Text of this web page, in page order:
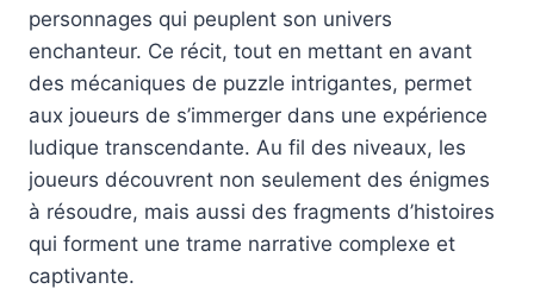
personnages qui peuplent son univers
enchanteur. Ce récit, tout en mettant en avant
des mécaniques de puzzle intrigantes, permet
aux joueurs de s’immerger dans une expérience
ludique transcendante. Au fil des niveaux, les
joueurs découvrent non seulement des énigmes
à résoudre, mais aussi des fragments d’histoires
qui forment une trame narrative complexe et
captivante.